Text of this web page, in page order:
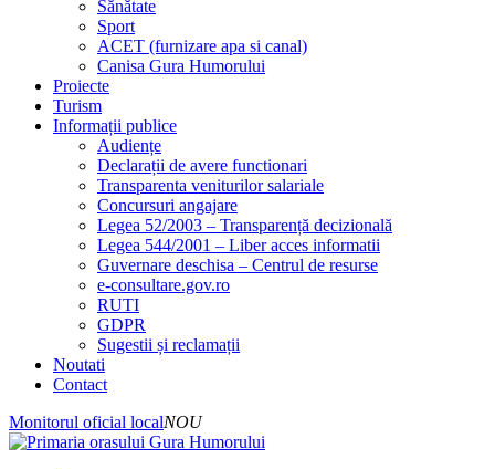
Sănătate
Sport
ACET (furnizare apa si canal)
Canisa Gura Humorului
Proiecte
Turism
Informații publice
Audiențe
Declarații de avere functionari
Transparenta veniturilor salariale
Concursuri angajare
Legea 52/2003 – Transparență decizională
Legea 544/2001 – Liber acces informatii
Guvernare deschisa – Centrul de resurse
e-consultare.gov.ro
RUTI
GDPR
Sugestii și reclamații
Noutati
Contact
Monitorul oficial localNOU